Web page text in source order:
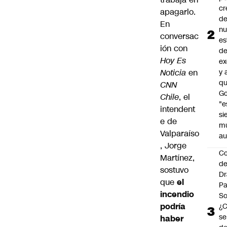
apagarlo.
En
conversac
ión con
Hoy Es
Noticia en
CNN
Chile, el
intendent
e de
Valparaíso
, Jorge
Martínez,
sostuvo
que el
incendio
podría
haber
de
y